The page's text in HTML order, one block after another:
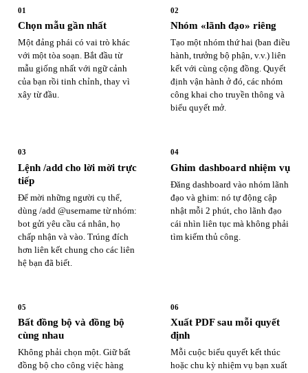
01
Chọn mẫu gần nhất
Một đảng phái có vai trò khác
với một tòa soạn. Bắt đầu từ
mẫu giống nhất với ngữ cảnh
của bạn rồi tinh chỉnh, thay vì
xây từ đầu.
02
Nhóm «lãnh đạo» riêng
Tạo một nhóm thứ hai (ban điều
hành, trưởng bộ phận, v.v.) liên
kết với cùng cộng đồng. Quyết
định vận hành ở đó, các nhóm
công khai cho truyền thông và
biểu quyết mở.
03
Lệnh /add cho lời mời trực
tiếp
Để mời những người cụ thể,
dùng /add @username từ nhóm:
bot gửi yêu cầu cá nhân, họ
chấp nhận và vào. Trúng đích
hơn liên kết chung cho các liên
hệ bạn đã biết.
04
Ghim dashboard nhiệm vụ
Đăng dashboard vào nhóm lãnh
đạo và ghim: nó tự động cập
nhật mỗi 2 phút, cho lãnh đạo
cái nhìn liên tục mà không phải
tìm kiếm thủ công.
05
Bất đồng bộ và đồng bộ
cùng nhau
Không phải chọn một. Giữ bất
đồng bộ cho công việc hàng
06
Xuất PDF sau mỗi quyết
định
Mỗi cuộc biểu quyết kết thúc
hoặc chu kỳ nhiệm vụ bạn xuất